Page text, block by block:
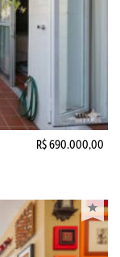
R$ 690.000,00